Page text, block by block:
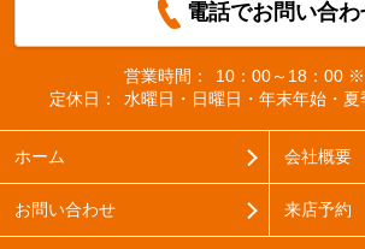
電話でお問い合わ
営業時間：
10：00～18：00
定休日：
水曜日・日曜日・年末年始・
ホーム 会社概要
お問い合わせ 来店予約